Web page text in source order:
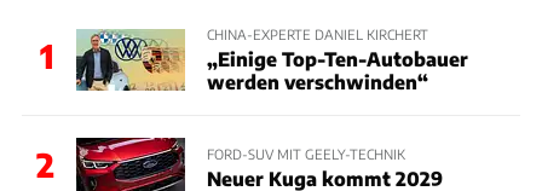
1
CHINA-EXPERTE DANIEL KIRCHERT
„Einige Top-Ten-Autobauer
werden verschwinden“
2 FORD-SUV MIT GEELY-TECHNIK
Neuer Kuga kommt 2029